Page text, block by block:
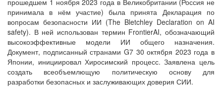
принимала в нём участие) была принята Декларация по
вопросам безопасности ИИ (The Bletchley Declaration on AI
safety). В ней использован термин FrontierAI, обозначающий
высокоэффективные модели ИИ общего назначения.
Документ, подписанный странами G7 30 октября 2023 года в
Японии, инициировал Хиросимский процесс. Заявлена цель
создать всеобъемлющую политическую основу для
разработки безопасных и заслуживающих доверия СИИ.